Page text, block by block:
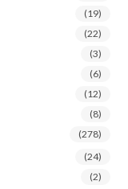
(19)
(22)
(3)
(6)
(12)
(8)
(278)
(24)
(2)